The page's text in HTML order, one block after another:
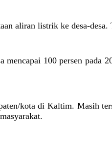
aliran listrik ke desa-
100 persen
kota di Kaltim. Masih